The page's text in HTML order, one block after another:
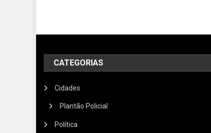
CATEGORIAS
Cidades
Plantão Policial
Política